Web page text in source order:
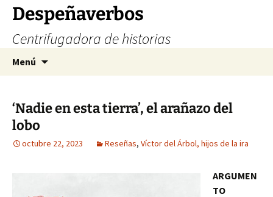
Saltar
contenido
Despeñaverbos
Centrifugadora de historias
Menú
‘Nadie en esta tierra’, el arañazo del
lobo
octubre 22, 2023 Reseñas, Víctor del Árbol, hijos de la ira
ARGUMEN
TO